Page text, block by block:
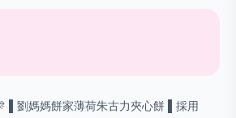
▌劉媽媽餅家薄荷朱古力夾心餅 ▌採用